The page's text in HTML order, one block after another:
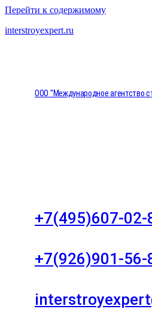
Перейти к содержимому
interstroyexpert.ru
ООО "Международное агентство
+7(495)607-02-
+7(926)901-56-